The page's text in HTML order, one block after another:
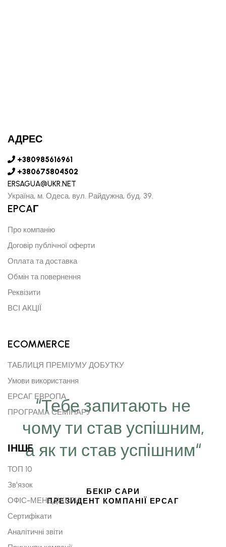
“Тебе запитають не
чому ти став успішним,
а як ти став успішним“
БЕКІР САРИ
ПРЕЗИДЕНТ КОМПАНІЇ ЕРСАГ
АДРЕС
+380985616961
+380675804502
ERSAGUA@UKR.NET
Україна, м. Одеса, вул. Райдужна, буд. 39.
EPCAГ
Про компанію
Договір публічної оферти
Оплата та доставка
Обмін та повернення
Реквізити
ВСІ АКЦІЇ
ECOMMERCE
ТАБЛИЦЯ ПРЕМІУМУ ДОБУТКУ
Умови використання
ЕРСАГ ЕВРОПА
ПРОГРАМА СЕМІНАРУ
ІНШE
ТОП 10
Зв'язок
ОФІС-МЕНЕДЖЕРИ
Сертифікати
Аналітичні звіти